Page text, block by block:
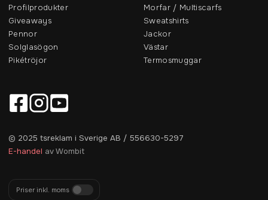
Profilprodukter
Giveaways
Pennor
Solglasögon
Pikétröjor
Morfar / Multiscarfs
Sweatshirts
Jackor
Västar
Termosmuggar
© 2025 tsreklam i Sverige AB / 556630-5297
E-handel av Wombit
Priser inkl. moms